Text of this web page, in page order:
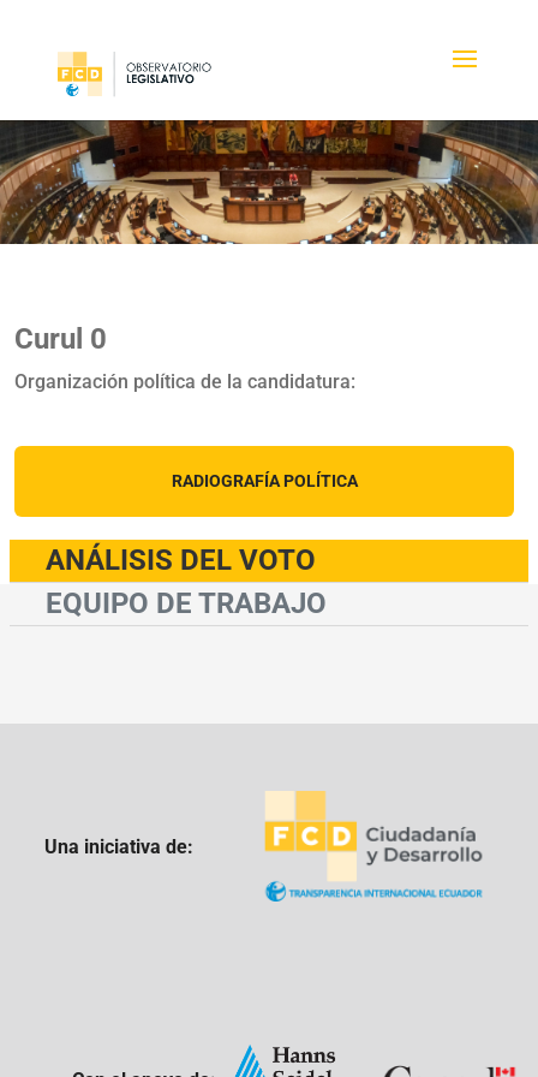
Curul 0
Organización política de la candidatura:
RADIOGRAFÍA POLÍTICA
ANÁLISIS DEL VOTO
EQUIPO DE TRABAJO
Una iniciativa de: